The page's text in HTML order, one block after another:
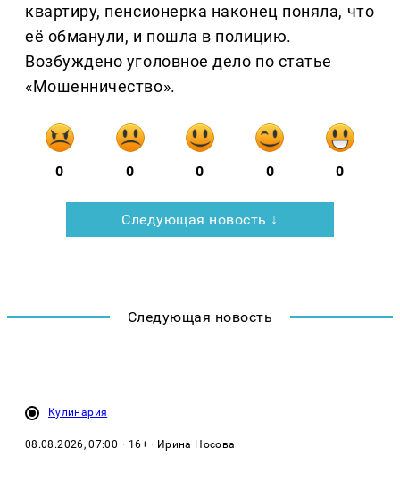
квартиру, пенсионерка наконец поняла, что
её обманули, и пошла в полицию.
Возбуждено уголовное дело по статье
«Мошенничество».
0 0 0 0 0
Следующая новость ↓
Следующая новость
Кулинария
08.08.2026, 07:00 · 16+ · Ирина Носова